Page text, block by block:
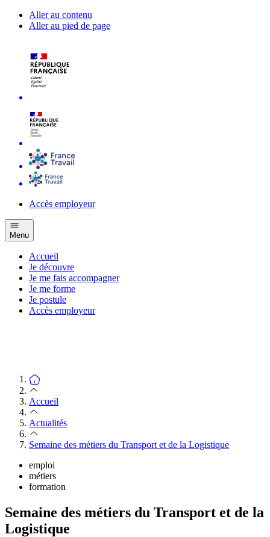
Aller au contenu
Aller au pied de page
Accès employeur
Menu
Accueil
Je découvre
Je me fais accompagner
Je me forme
Je postule
Accès employeur
Accueil
Actualités
Semaine des métiers du Transport et de la Logistique
emploi
métiers
formation
Semaine des métiers du Transport et de la
Logistique